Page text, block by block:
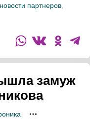
новости партнеров
замуж